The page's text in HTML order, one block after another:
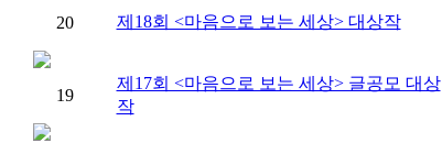
20 제18회 <마음으로 보는 세상> 대상작
19
제17회 <마음으로 보는 세상> 글공모 대상
작